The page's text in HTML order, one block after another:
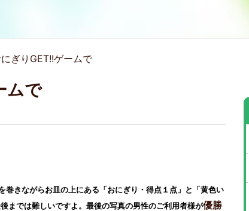
ぎりGET!!ゲームで
ムで
巻きながらお皿の上にある「おにぎり・得点１点」と「黄色い
までは難しいですよ。最後の写真の男性のご利用者様が優勝